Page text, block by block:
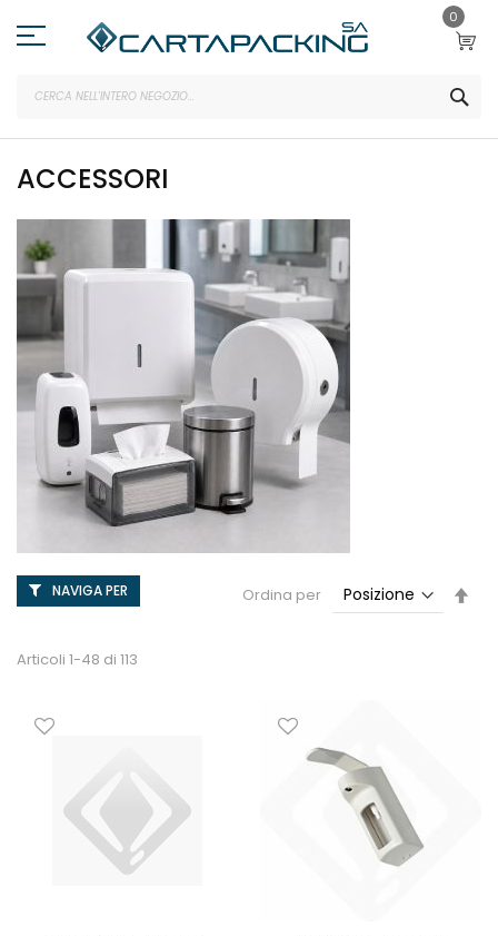
al
contenuto
0
ACCESSORI
Articoli 1-48 di 113
Ordina per
NAVIGA PER